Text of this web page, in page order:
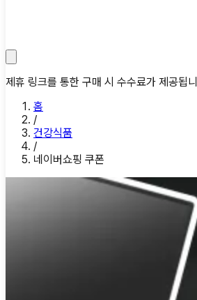
제휴 링크를 통한 구매 시 수수료가 제공됩
홈
/
건강식품
/
네이버쇼핑 쿠폰